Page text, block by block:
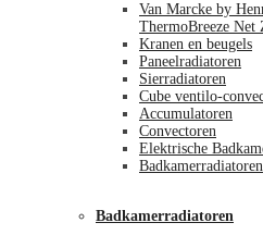
Van Marcke by
ThermoBreeze Net
Kranen en beugels
Paneelradiatoren
Sierradiatoren
Cube ventilo-
Accumulatoren
Convectoren
Elektrische
Badkamerradiatoren
Badkamerradiatoren